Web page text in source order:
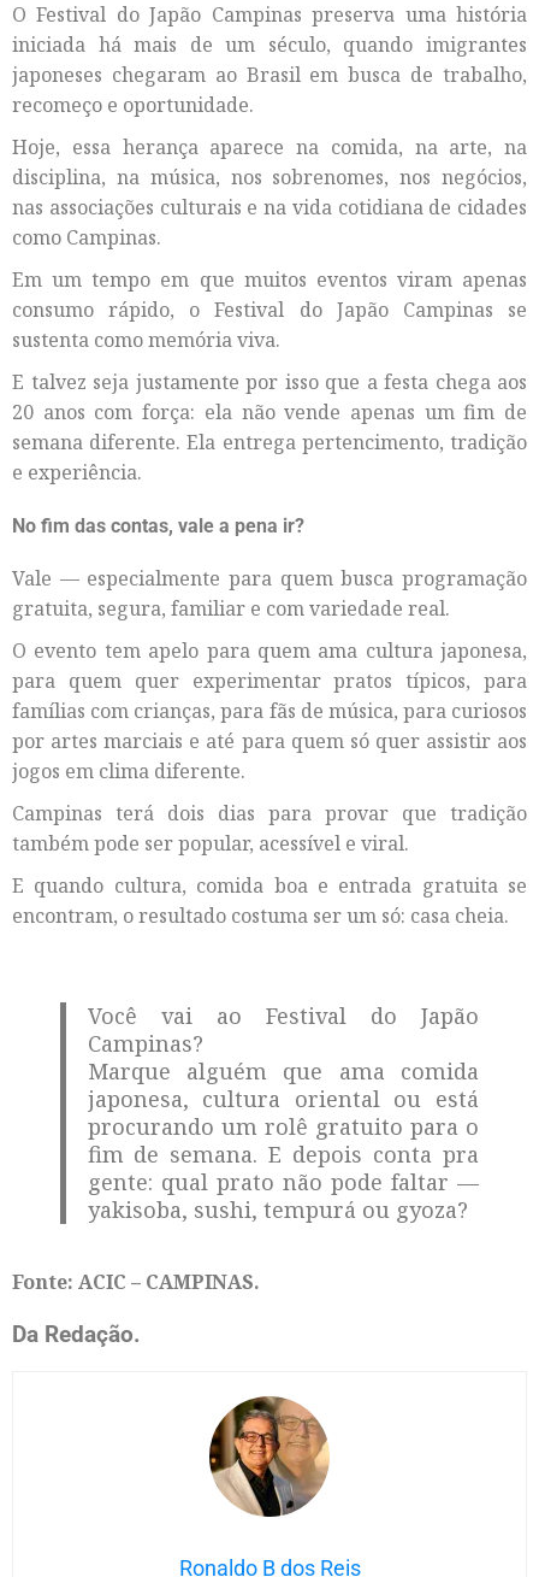
O Festival do Japão Campinas preserva uma história
iniciada há mais de um século, quando imigrantes
japoneses chegaram ao Brasil em busca de trabalho,
recomeço e oportunidade.
Hoje, essa herança aparece na comida, na arte, na
disciplina, na música, nos sobrenomes, nos negócios,
nas associações culturais e na vida cotidiana de cidades
como Campinas.
Em um tempo em que muitos eventos viram apenas
consumo rápido, o Festival do Japão Campinas se
sustenta como memória viva.
E talvez seja justamente por isso que a festa chega aos
20 anos com força: ela não vende apenas um fim de
semana diferente. Ela entrega pertencimento, tradição
e experiência.
No fim das contas, vale a pena ir?
Vale — especialmente para quem busca programação
gratuita, segura, familiar e com variedade real.
O evento tem apelo para quem ama cultura japonesa,
para quem quer experimentar pratos típicos, para
famílias com crianças, para fãs de música, para curiosos
por artes marciais e até para quem só quer assistir aos
jogos em clima diferente.
Campinas terá dois dias para provar que tradição
também pode ser popular, acessível e viral.
E quando cultura, comida boa e entrada gratuita se
encontram, o resultado costuma ser um só: casa cheia.
Você vai ao Festival do Japão
Campinas?
Marque alguém que ama comida
japonesa, cultura oriental ou está
procurando um rolê gratuito para o
fim de semana. E depois conta pra
gente: qual prato não pode faltar —
yakisoba, sushi, tempurá ou gyoza?
Fonte: ACIC – CAMPINAS.
Da Redação.
Ronaldo B dos Reis